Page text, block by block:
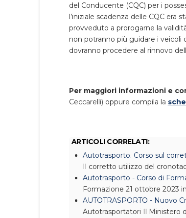
del Conducente (CQC) per i
l’iniziale scadenza delle CQC
provveduto a prorogarne la
non potranno più guidare i veicoli
dovranno procedere al rinnovo
Per maggiori informazioni e
Ceccarelli) oppure compila la
ARTICOLI CORRELATI:
Autotrasporto. Corso sul
Il corretto utilizzo del
Autotrasporto - Corso di
Formazione 21 ottobre 2023
AUTOTRASPORTO - Nuovo
Autotrasportatori
Il Ministero